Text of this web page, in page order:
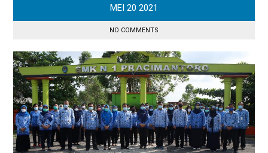
MEI 20 2021
NO COMMENTS